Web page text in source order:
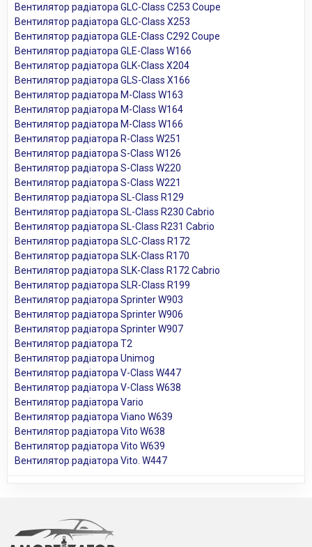
Вентилятор радіатора GLC-Class C253 Coupe
Вентилятор радіатора GLC-Class X253
Вентилятор радіатора GLE-Class C292 Coupe
Вентилятор радіатора GLE-Class W166
Вентилятор радіатора GLK-Class X204
Вентилятор радіатора GLS-Class X166
Вентилятор радіатора M-Class W163
Вентилятор радіатора M-Class W164
Вентилятор радіатора M-Class W166
Вентилятор радіатора R-Class W251
Вентилятор радіатора S-Class W126
Вентилятор радіатора S-Class W220
Вентилятор радіатора S-Class W221
Вентилятор радіатора SL-Class R129
Вентилятор радіатора SL-Class R230 Cabrio
Вентилятор радіатора SL-Class R231 Cabrio
Вентилятор радіатора SLC-Class R172
Вентилятор радіатора SLK-Class R170
Вентилятор радіатора SLK-Class R172 Cabrio
Вентилятор радіатора SLR-Class R199
Вентилятор радіатора Sprinter W903
Вентилятор радіатора Sprinter W906
Вентилятор радіатора Sprinter W907
Вентилятор радіатора T2
Вентилятор радіатора Unimog
Вентилятор радіатора V-Class W447
Вентилятор радіатора V-Class W638
Вентилятор радіатора Vario
Вентилятор радіатора Viano W639
Вентилятор радіатора Vito W638
Вентилятор радіатора Vito W639
Вентилятор радіатора Vito. W447